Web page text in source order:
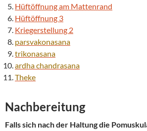
Hüftöffnung am Mattenrand
Hüftöffnung 3
Kriegerstellung 2
parsvakonasana
trikonasana
ardha chandrasana
Theke
Nachbereitung
Falls sich nach der Haltung die